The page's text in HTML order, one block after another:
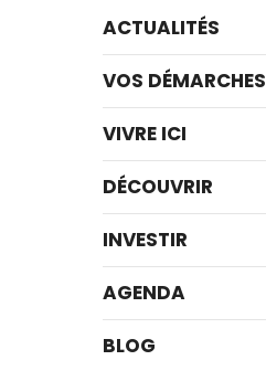
ACTUALITÉS
VOS DÉMARCHES
VIVRE ICI
DÉCOUVRIR
INVESTIR
AGENDA
BLOG